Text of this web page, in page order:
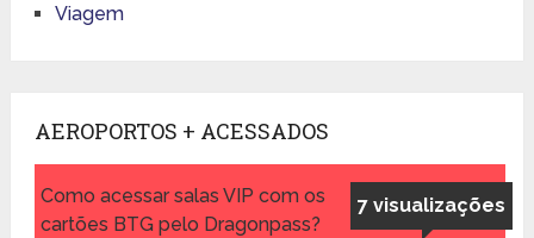
Viagem
AEROPORTOS + ACESSADOS
7 visualizações
Como acessar salas VIP com os
cartões BTG pelo Dragonpass?